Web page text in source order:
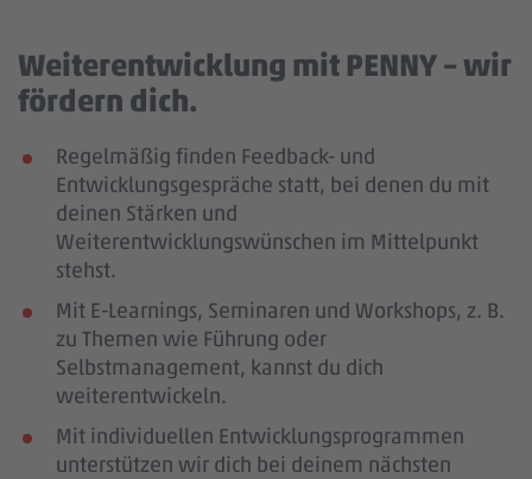
Weiterentwicklung mit PENNY – wir
fördern dich.
Regelmäßig finden Feedback- und
Entwicklungsgespräche statt, bei denen du mit
deinen Stärken und
Weiterentwicklungswünschen im Mittelpunkt
stehst.
Mit E-Learnings, Seminaren und Workshops, z. B.
zu Themen wie Führung oder
Selbstmanagement, kannst du dich
weiterentwickeln.
Mit individuellen Entwicklungsprogrammen
unterstützen wir dich bei deinem nächsten